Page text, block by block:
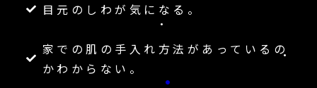
目元のしわが気になる。
家での肌の手入れ方法があっているの
かわからない。